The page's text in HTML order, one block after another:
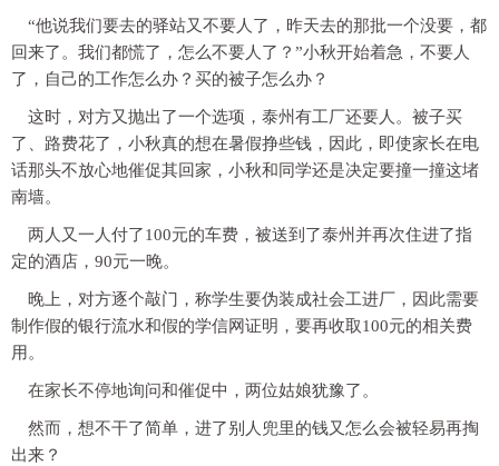
“他说我们要去的驿站又不要人了，昨天去的那批一个没要，都
回来了。我们都慌了，怎么不要人了？”小秋开始着急，不要人
了，自己的工作怎么办？买的被子怎么办？
这时，对方又抛出了一个选项，泰州有工厂还要人。被子买
了、路费花了，小秋真的想在暑假挣些钱，因此，即使家长在电
话那头不放心地催促其回家，小秋和同学还是决定要撞一撞这堵
南墙。
两人又一人付了100元的车费，被送到了泰州并再次住进了指
定的酒店，90元一晚。
晚上，对方逐个敲门，称学生要伪装成社会工进厂，因此需要
制作假的银行流水和假的学信网证明，要再收取100元的相关费
用。
在家长不停地询问和催促中，两位姑娘犹豫了。
然而，想不干了简单，进了别人兜里的钱又怎么会被轻易再掏
出来？